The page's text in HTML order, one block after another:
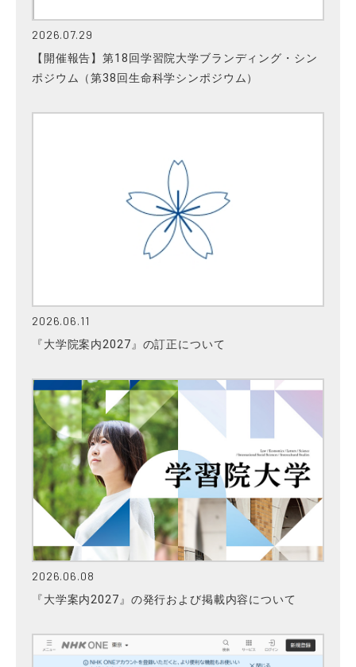
2026.07.29
【開催報告】第18回学習院大学ブランディング・シン
ポジウム（第38回生命科学シンポジウム）
2026.06.11
『大学院案内2027』の訂正について
2026.06.08
『大学案内2027』の発行および掲載内容について